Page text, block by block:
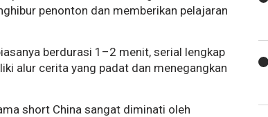
penonton dan memberikan pelajaran
berdurasi 1–2 menit, serial lengkap
alur cerita yang padat dan menegangkan
short China sangat diminati oleh